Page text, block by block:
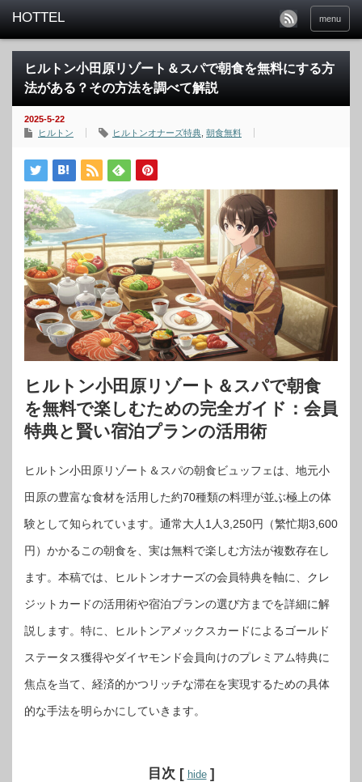
menu
ヒルトン小田原リゾート＆スパで朝食を無料にする方
法がある？その方法を調べて解説
2025-5-22
ヒルトン
ヒルトンオナーズ特典 朝食無料
ヒルトン小田原リゾート＆スパで朝食
を無料で楽しむための完全ガイド：会員
特典と賢い宿泊プランの活用術
ヒルトン小田原リゾート＆スパの朝食ビュッフェは、地元小
田原の豊富な食材を活用した約70種類の料理が並ぶ極上の体
験として知られています。通常大人1人3,250円（繁忙期3,600
円）かかるこの朝食を、実は無料で楽しむ方法が複数存在し
ます。本稿では、ヒルトンオナーズの会員特典を軸に、クレ
ジットカードの活用術や宿泊プランの選び方までを詳細に解
説します。特に、ヒルトンアメックスカードによるゴールド
ステータス獲得やダイヤモンド会員向けのプレミアム特典に
焦点を当て、経済的かつリッチな滞在を実現するための具体
的な手法を明らかにしていきます。
目次 [ hide ]